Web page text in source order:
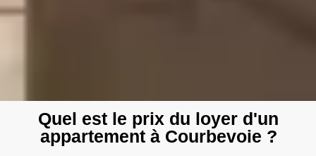
Quel est le prix du loyer d'un
appartement à Courbevoie ?